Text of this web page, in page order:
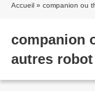
Accueil » companion ou
companion
autres robot